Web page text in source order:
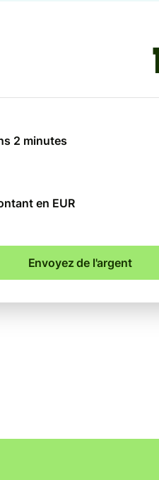
2 minutes
en EUR
Envoyez de l'argent